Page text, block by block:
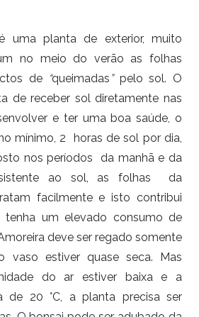
uma planta de exterior, muito
no meio do verão as folhas
de “queimadas ” pelo sol. O
de receber sol diretamente nas
e ter uma boa saúde, o
mínimo, 2 horas de sol por dia,
nos períodos da manhã e da
ao sol, as folhas da
facilmente e isto contribui
um elevado consumo de
deve ser regado somente
vaso estiver quase seca. Mas
do ar estiver baixa e a
de 20 °C, a planta precisa ser